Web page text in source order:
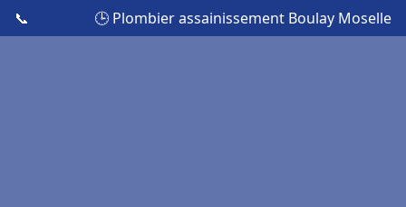
📞 🕒 Plombier assainissement Boulay Moselle